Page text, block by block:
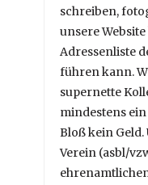
schreiben,
unsere
Adressenliste
führen kann.
supernette
mindestens
Bloß kein
Verein (asbl/